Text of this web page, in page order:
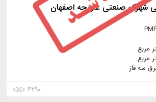
صنعتی علویجه اصفهان
سه فاز
۴۲۹۰